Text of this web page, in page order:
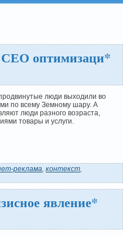
СЕО оптимизаци*
люди выходили во
по всему Земному шару. А
люди разного возраста,
товары и услуги.
реклама контекст
явление*